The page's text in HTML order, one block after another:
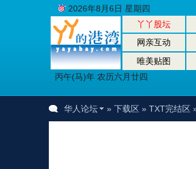
丫丫股坛
网亲互动
唯美贴图
丙午(马)年 农历六月廿四
2026年8月6日 星期四
华人论坛 » 下载区» TXT完结区